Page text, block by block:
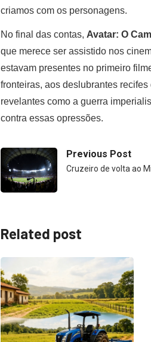
criamos com os personagens.
No final das contas, Avatar: O
que merece ser assistido nos
estavam presentes no primeiro
fronteiras, aos deslubrantes
revelantes como a guerra
contra essas opressões.
Previous Post
Cruzeiro de volta ao
Related post